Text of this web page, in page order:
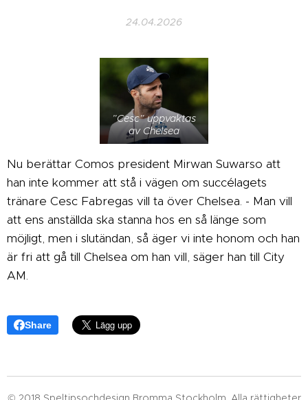
24.04.2026
”Cesc” uppvaktas
av Chelsea
Nu berättar Comos president Mirwan Suwarso att
han inte kommer att stå i vägen om succélagets
tränare Cesc Fabregas vill ta över Chelsea. - Man vill
att ens anställda ska stanna hos en så länge som
möjligt, men i slutändan, så äger vi inte honom och han
är fri att gå till Chelsea om han vill, säger han till City
AM.
Share